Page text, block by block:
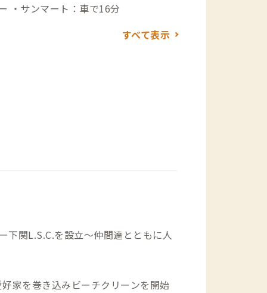
ソン：車で4分 スーパー ・サンマート：車で16分
すべて表示
下関L.S.C.を設立～仲間達とともに人
家を巻き込みビーチクリーンを開始